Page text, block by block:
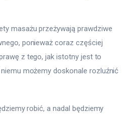
masażu przeżywają prawdziwe
ponieważ coraz częściej
z tego, jak istotny jest to
niemu możemy doskonale rozluźnić
robić, a nadal będziemy